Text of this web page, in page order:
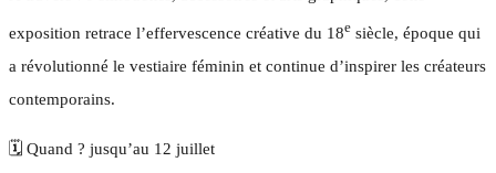
exposition retrace l’effervescence créative du 18e siècle, époque qui
a révolutionné le vestiaire féminin et continue d’inspirer les créateurs
contemporains.
🗓️ Quand ? jusqu’au 12 juillet